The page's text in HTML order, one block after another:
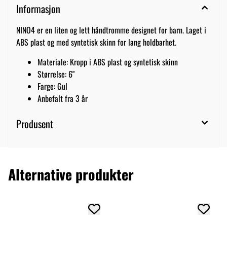
Informasjon
NINO4 er en liten og lett håndtromme designet for barn. Laget i
ABS plast og med syntetisk skinn for lang holdbarhet.
Materiale: Kropp i ABS plast og syntetisk skinn
Størrelse: 6"
Farge: Gul
Anbefalt fra 3 år
Produsent
Alternative produkter